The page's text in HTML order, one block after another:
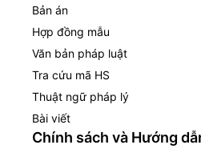
Bản án
Hợp đồng mẫu
Văn bản pháp luật
Tra cứu mã HS
Thuật ngữ pháp lý
Bài viết
Chính sách và Hướng